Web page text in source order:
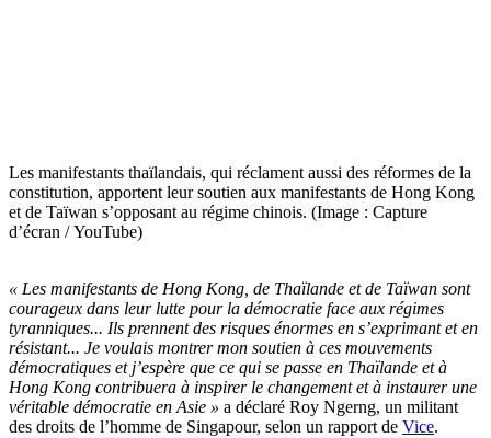
Les manifestants thaïlandais, qui réclament aussi des réformes de la
constitution, apportent leur soutien aux manifestants de Hong Kong
et de Taïwan s’opposant au régime chinois. (Image : Capture
d’écran / YouTube)
« Les manifestants de Hong Kong, de Thaïlande et de Taïwan sont
courageux dans leur lutte pour la démocratie face aux régimes
tyranniques... Ils prennent des risques énormes en s’exprimant et en
résistant... Je voulais montrer mon soutien à ces mouvements
démocratiques et j’espère que ce qui se passe en Thaïlande et à
Hong Kong contribuera à inspirer le changement et à instaurer une
véritable démocratie en Asie » a déclaré Roy Ngerng, un militant
des droits de l’homme de Singapour, selon un rapport de Vice.